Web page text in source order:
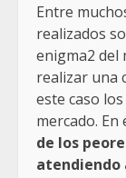
Entre
realizados
enigma2 del
realizar una
este caso
mercado.
de los
atendiendo